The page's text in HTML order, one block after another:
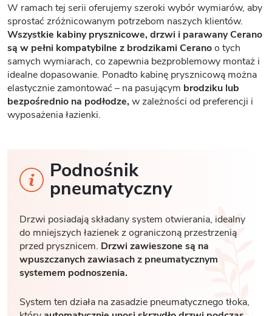
W ramach tej serii oferujemy szeroki wybór wymiarów, aby
sprostać zróżnicowanym potrzebom naszych klientów.
Wszystkie kabiny prysznicowe, drzwi i parawany Cerano
są w pełni kompatybilne z brodzikami Ceranoo tych
samych wymiarach, co zapewnia bezproblemowy montaż i
idealne dopasowanie. Ponadto kabinę prysznicową można
elastycznie zamontować – na pasującym brodziku lub
bezpośrednio na podłodze,w zależności od preferencji i
wyposażenia łazienki.
Podnośnik
pneumatyczny
Drzwi posiadają składany system otwierania, idealny
do mniejszych łazienek z ograniczoną przestrzenią
przed prysznicem. Drzwi zawieszone są na
wpuszczanych zawiasach z pneumatycznym
systemem podnoszenia.
System ten działa na zasadzie pneumatycznego tłoka,